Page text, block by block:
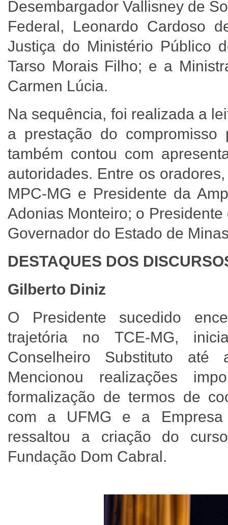
Desembargador Vallisney de
Federal, Leonardo Cardoso
Justiça do Ministério Público
Tarso Morais Filho; e a
Carmen Lúcia.
Na sequência, foi realizada a
a prestação do compromisso
também contou com
autoridades. Entre os
MPC-MG e Presidente da
Adonias Monteiro; o
Governador do Estado de
DESTAQUES DOS
Gilberto Diniz
O Presidente sucedido
trajetória no TCE-MG,
Conselheiro Substituto
Mencionou realizações
formalização de termos de
com a UFMG e a Empresa
ressaltou a criação do
Fundação Dom Cabral.